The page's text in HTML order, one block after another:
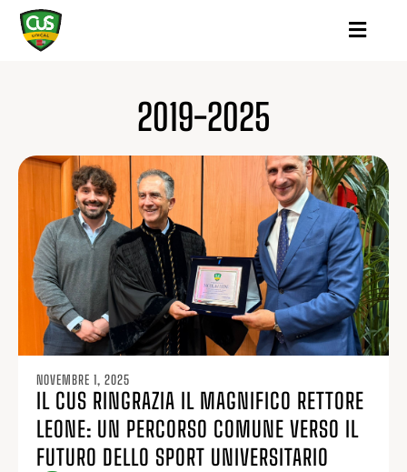
2019-2025
NOVEMBRE 1, 2025
IL CUS RINGRAZIA IL MAGNIFICO RETTORE
LEONE: UN PERCORSO COMUNE VERSO IL
FUTURO DELLO SPORT UNIVERSITARIO